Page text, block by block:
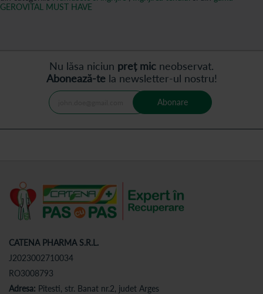
GEROVITAL MUST HAVE
Nu lăsa niciun preț mic neobservat.
Abonează-tela newsletter-ul nostru!
Abonare
CATENA PHARMA S.R.L.
J2023002710034
RO3008793
Adresa: Pitesti, str. Banat nr.2, judet Arges